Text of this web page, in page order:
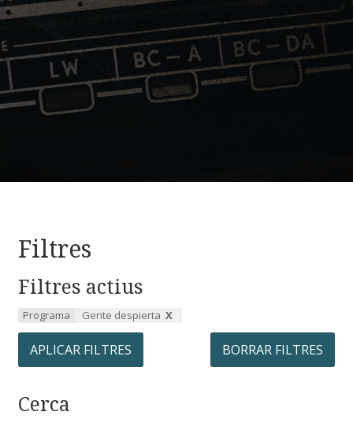
Filtres
Filtres actius
Programa Gente despierta
APLICAR FILTRES BORRAR FILTRES
Cerca